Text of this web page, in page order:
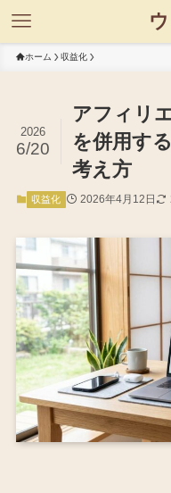
ホーム 収益化
アフィリ
を併用す
考え方
2026
6/20
収益化 2026年4月12日